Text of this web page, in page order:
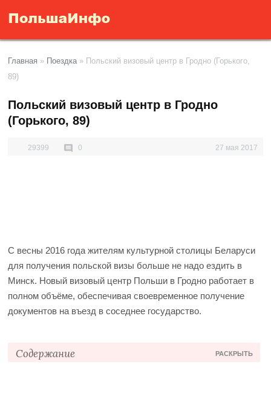
Главная » Поездка» Польский визовый центр в Гродно (Горького,
89)
Польский визовый центр в Гродно
(Горького, 89)
29399 0 27 мая 2017
С весны 2016 года жителям культурной столицы Беларуси
для получения польской визы больше не надо ездить в
Минск. Новый визовый центр Польши в Гродно работает в
полном объёме, обеспечивая своевременное получение
документов на въезд в соседнее государство.
Содержание РАСКРЫТЬ